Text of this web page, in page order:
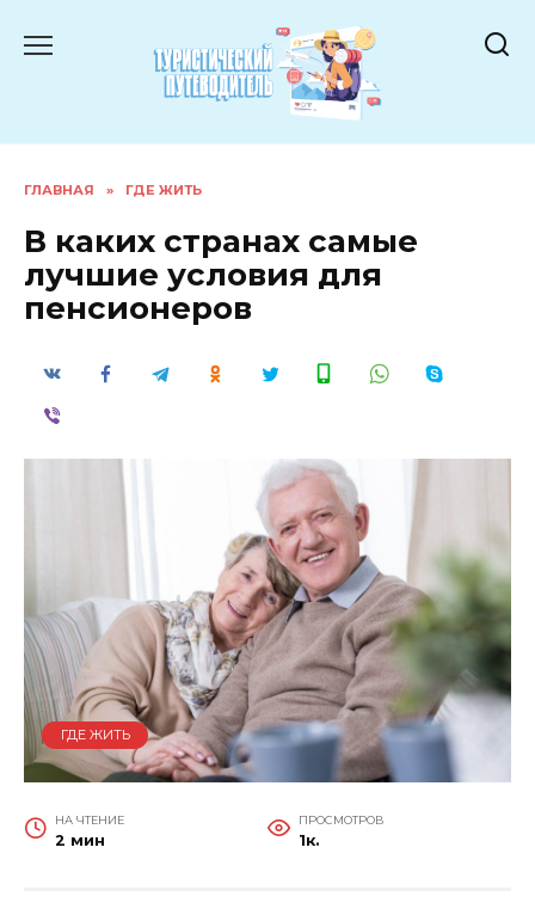
ГЛАВНАЯ » ГДЕ ЖИТЬ
В каких странах самые
лучшие условия для
пенсионеров
ГДЕ ЖИТЬ
НА ЧТЕНИЕ
2 мин
ПРОСМОТРОВ
1к.